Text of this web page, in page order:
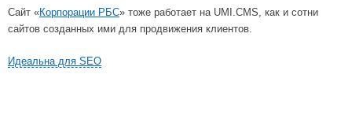
Сайт «Корпорации РБС» тоже работает на UMI.CMS, как и сотни
сайтов созданных ими для продвижения клиентов.
Идеальна для SEO